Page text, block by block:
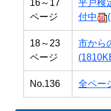
16～17
ページ
平戸検
付中
18～23
ページ
市から
No.136 全ペー